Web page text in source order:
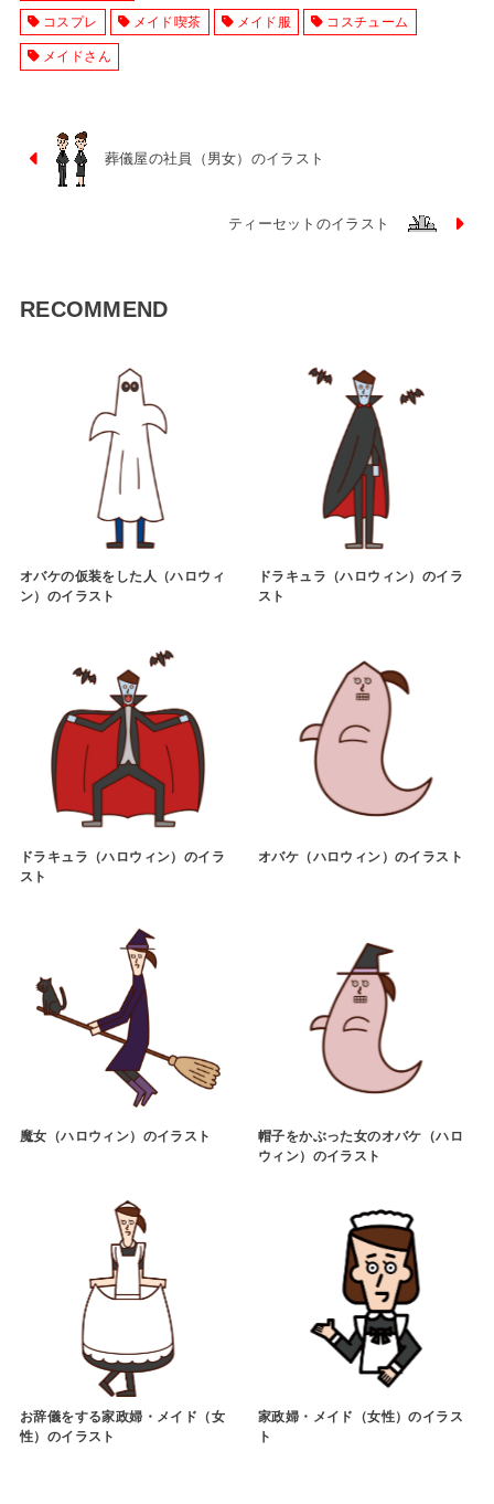
コスプレ メイド喫茶 メイド服 コスチューム
メイドさん
葬儀屋の社員（男女）のイラスト
ティーセットのイラスト
RECOMMEND
オバケの仮装をした人（ハロウィ
ン）のイラスト
ドラキュラ（ハロウィン）のイラ
スト
ドラキュラ（ハロウィン）のイラ
スト
オバケ（ハロウィン）のイラスト
魔女（ハロウィン）のイラスト
帽子をかぶった女のオバケ（ハロ
ウィン）のイラスト
お辞儀をする家政婦・メイド（女
性）のイラスト
家政婦・メイド（女性）のイラス
ト